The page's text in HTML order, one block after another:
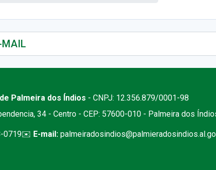
Palmeira dos Índios - CNPJ: 12.356.879/0001-98
34 - Centro - CEP: 57600-010 - Palmeira dos
0719✉️ E-mail: